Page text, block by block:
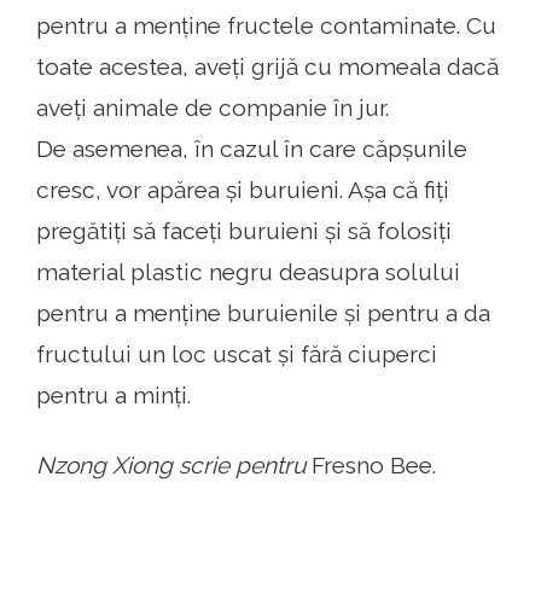
pentru a menține fructele contaminate. Cu
toate acestea, aveți grijă cu momeala dacă
aveți animale de companie în jur.
De asemenea, în cazul în care căpșunile
cresc, vor apărea și buruieni. Așa că fiți
pregătiți să faceți buruieni și să folosiți
material plastic negru deasupra solului
pentru a menține buruienile și pentru a da
fructului un loc uscat și fără ciuperci
pentru a minți.
Nzong Xiong scrie pentruFresno Bee.